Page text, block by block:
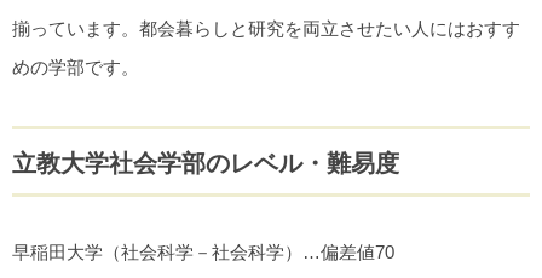
揃っています。都会暮らしと研究を両立させたい人にはおすす
めの学部です。
立教大学社会学部のレベル・難易度
早稲田大学（社会科学－社会科学）…偏差値70